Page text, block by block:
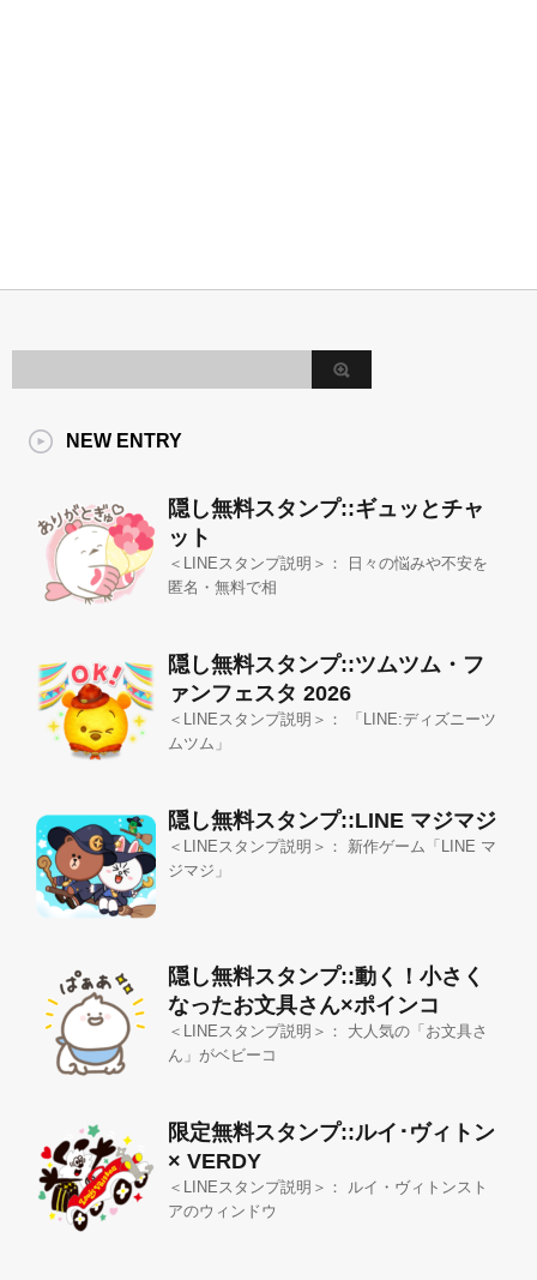
NEW ENTRY
隠し無料スタンプ::ギュッとチャ
ット
＜LINEスタンプ説明＞： 日々の悩みや不安を
匿名・無料で相
隠し無料スタンプ::ツムツム・フ
ァンフェスタ 2026
＜LINEスタンプ説明＞： 「LINE:ディズニーツ
ムツム」
隠し無料スタンプ::LINE マジマジ
＜LINEスタンプ説明＞： 新作ゲーム「LINE マ
ジマジ」
隠し無料スタンプ::動く！小さく
なったお文具さん×ポインコ
＜LINEスタンプ説明＞： 大人気の「お文具さ
ん」がベビーコ
限定無料スタンプ::ルイ･ヴィトン
× VERDY
＜LINEスタンプ説明＞： ルイ・ヴィトンスト
アのウィンドウ